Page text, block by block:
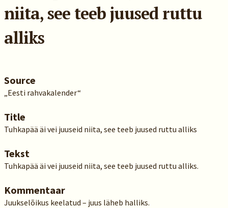
niita, see teeb juused ruttu
alliks
Source
„Eesti rahvakalender“
Title
Tuhkapää äi vei juuseid niita, see teeb juused ruttu alliks
Tekst
Tuhkapää äi vei juuseid niita, see teeb juused ruttu alliks.
Kommentaar
Juukselõikus keelatud – juus läheb halliks.